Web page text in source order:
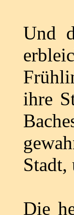
Und
ihre
Stadt,
Die